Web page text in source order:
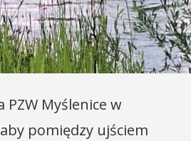
Myślenice w
pomiędzy ujściem